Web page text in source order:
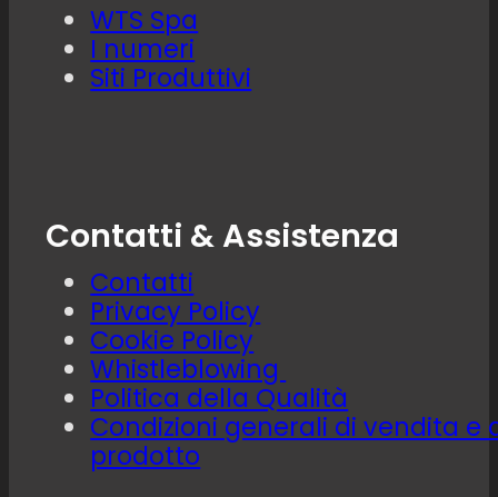
WTS Spa
I numeri
Siti Produttivi
Contatti & Assistenza
Contatti
Privacy Policy
Cookie Policy
Whistleblowing
Politica della Qualità
Condizioni generali di vendita e
prodotto